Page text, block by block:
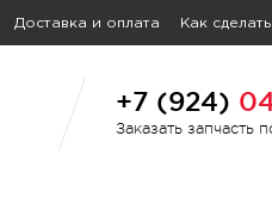
Доставка и оплата Как
+7 (924)
Заказать запчасть